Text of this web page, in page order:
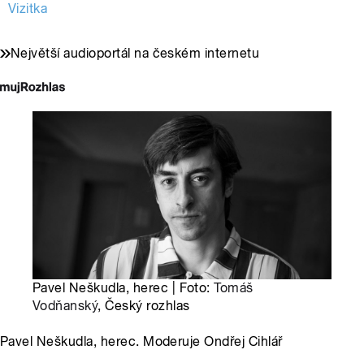
Vizitka
Největší audioportál na českém internetu
Pavel Neškudla, herec | Foto:Tomáš
Vodňanský, Český rozhlas
Pavel Neškudla, herec. Moderuje Ondřej Cihlář